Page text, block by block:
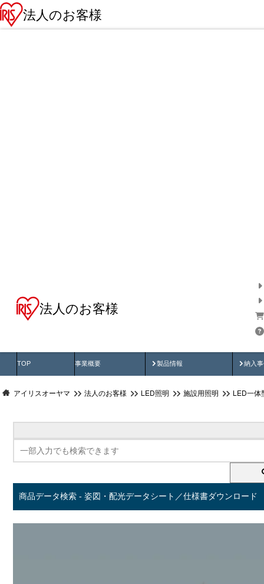
法人のお客様
法人のお客様
TOP 事業概要 製品情報
製品動画 納入
納
アイリスオーヤマ 法人のお客様 LED照明 施設用照明 LED一体
商品データ検索 - 姿図・配光データシート／仕様書ダウンロード